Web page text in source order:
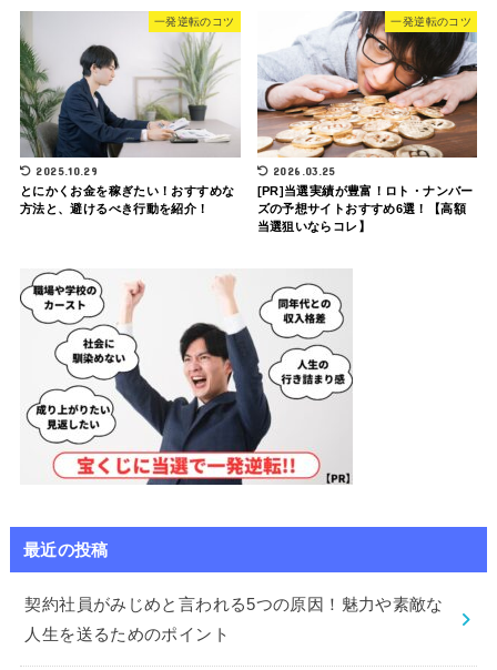
一発逆転のコツ
2025.10.29
とにかくお金を稼ぎたい！おすすめな
方法と、避けるべき行動を紹介！
一発逆転のコツ
2026.03.25
[PR]当選実績が豊富！ロト・ナンバー
ズの予想サイトおすすめ6選！【高額
当選狙いならコレ】
最近の投稿
契約社員がみじめと言われる5つの原因！魅力や素敵な
人生を送るためのポイント